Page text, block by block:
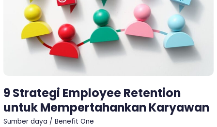
9 Strategi Employee Retention
untuk Mempertahankan Karyawan
Sumber daya /Benefit One
Mempertahankan
Karyawan